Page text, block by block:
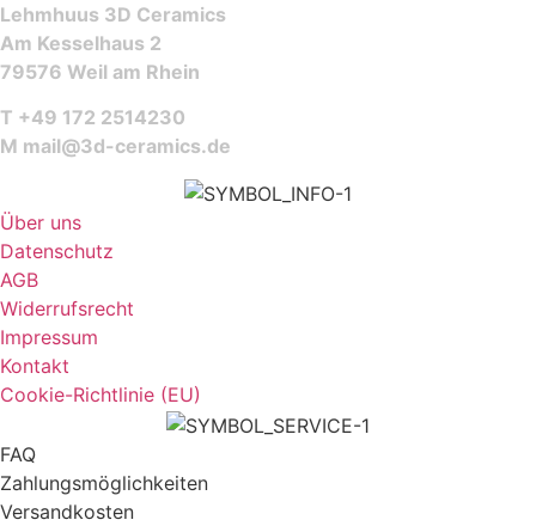
Lehmhuus 3D Ceramics
Am Kesselhaus 2
79576 Weil am Rhein
T +49 172 2514230
M mail@3d-ceramics.de
Über uns
Datenschutz
AGB
Widerrufsrecht
Impressum
Kontakt
Cookie-Richtlinie (EU)
FAQ
Zahlungsmöglichkeiten
Versandkosten